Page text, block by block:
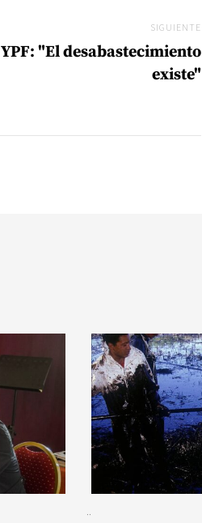
SIGUIENTE
YPF: "El desabastecimiento
existe"